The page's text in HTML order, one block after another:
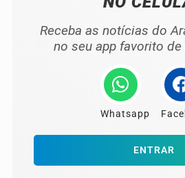
Receba as notícias do
no seu app favorito de
Whatsapp
ENTRAR